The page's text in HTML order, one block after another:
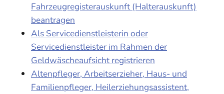
Fahrzeugregisterauskunft (Halterauskunft)
beantragen
Als Servicedienstleisterin oder
Servicedienstleister im Rahmen der
Geldwäscheaufsicht registrieren
Altenpfleger, Arbeitserzieher, Haus- und
Familienpfleger, Heilerziehungsassistent,